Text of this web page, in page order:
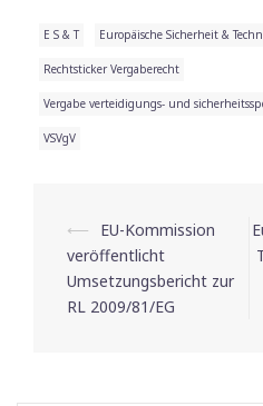
E S & T Europäische Sicherheit &
Rechtsticker Vergaberecht
Vergabe verteidigungs- und
VSVgV
Beitrags-
Navigation
⟵
EU-Kommission
veröffentlicht
Umsetzungsbericht zur
RL 2009/81/EG